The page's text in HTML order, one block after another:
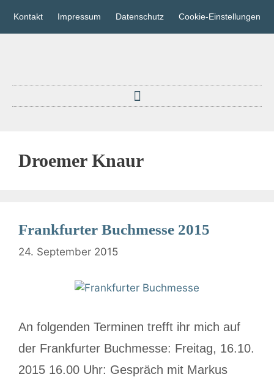
Kontakt Impressum Datenschutz Cookie-Einstellungen
Droemer Knaur
Frankfurter Buchmesse 2015
24. September 2015
An folgenden Terminen trefft ihr mich auf
der Frankfurter Buchmesse: Freitag, 16.10.
2015 16.00 Uhr: Gespräch mit Markus